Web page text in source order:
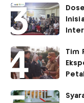
Tak
Tim